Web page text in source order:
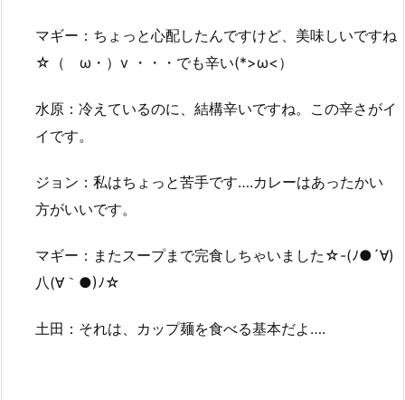
マギー：ちょっと心配したんですけど、美味しいですね
☆（ゝω・）v ・・・でも辛い(*>ω<）
水原：冷えているのに、結構辛いですね。この辛さがイ
イです。
ジョン：私はちょっと苦手です….カレーはあったかい
方がいいです。
マギー：またスープまで完食しちゃいました☆-(ﾉ●´∀)
八(∀｀●)ﾉ☆
土田：それは、カップ麺を食べる基本だよ….